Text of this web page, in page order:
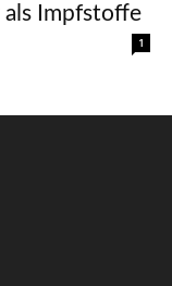
Impfstoffe
1